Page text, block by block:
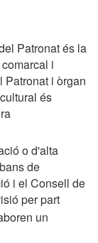
Patronat és la
i
i òrgan
és
o d'alta
de
i el Consell de
per part
un